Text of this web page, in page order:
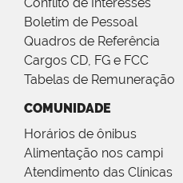
Conflito de Interesses
Boletim de Pessoal
Quadros de Referência
Cargos CD, FG e FCC
Tabelas de Remuneração
COMUNIDADE
Horários de ônibus
Alimentação nos campi
Atendimento das Clínicas